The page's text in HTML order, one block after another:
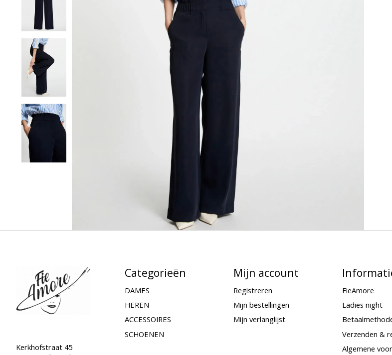
Kerkhofstraat 45
Categorieën
DAMES
HEREN
ACCESSOIRES
SCHOENEN
Mijn account
Registreren
Mijn bestellingen
Mijn verlanglijst
FieAmore
Ladies night
Verzenden &
Algemene